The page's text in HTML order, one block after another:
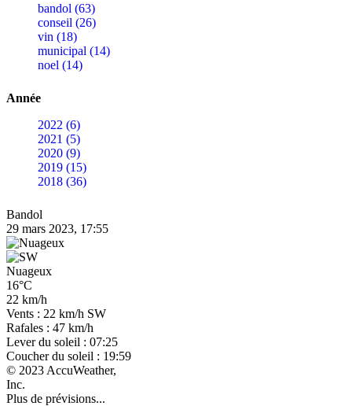
bandol (63)
conseil (26)
vin (18)
municipal (14)
noel (14)
Année
2022 (6)
2021 (5)
2020 (9)
2019 (15)
2018 (36)
Bandol
29 mars 2023, 17:55
Nuageux
16°C
22 km/h
Vents : 22 km/h SW
Rafales : 47 km/h
Lever du soleil : 07:25
Coucher du soleil : 19:59
© 2023 AccuWeather,
Inc.
Plus de prévisions...